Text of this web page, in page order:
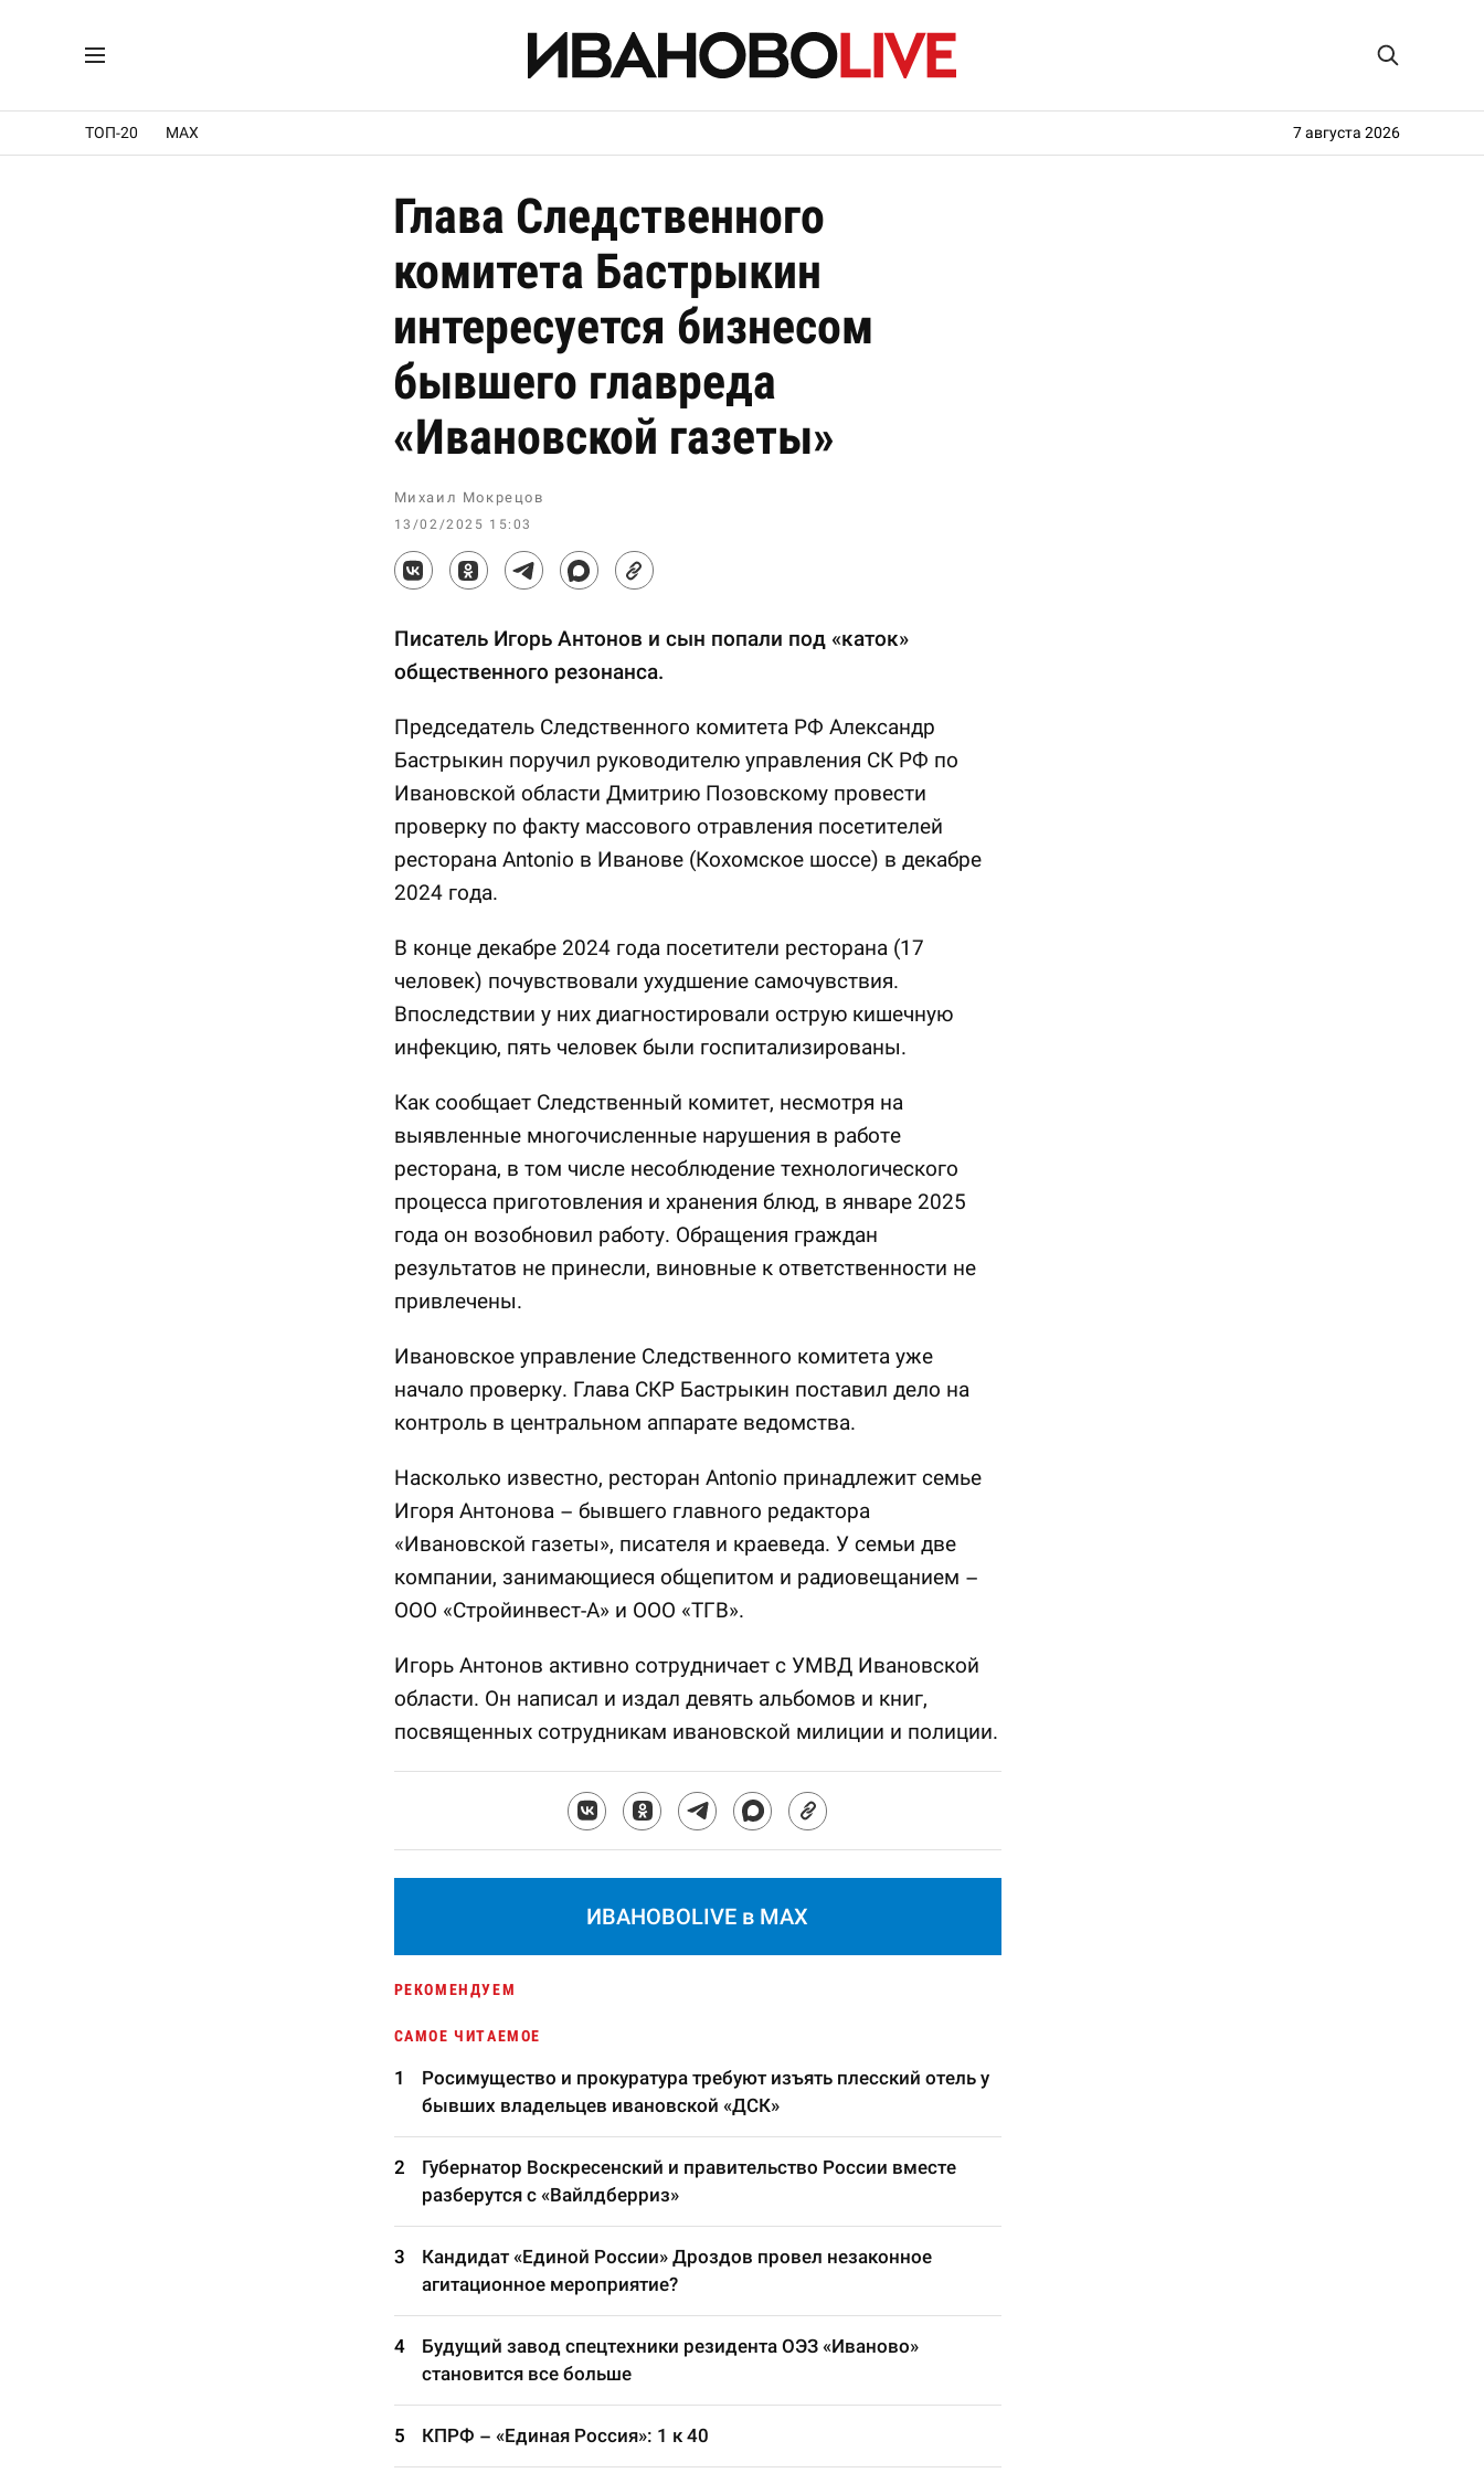
ТОП-20 MAX 7 августа 2026
Глава Следственного
комитета Бастрыкин
интересуется бизнесом
бывшего главреда
«Ивановской газеты»
Михаил Мокрецов
13/02/2025 15:03
Писатель Игорь Антонов и сын попали под «каток»
общественного резонанса.
Председатель Следственного комитета РФ Александр
Бастрыкин поручил руководителю управления СК РФ по
Ивановской области Дмитрию Позовскому провести
проверку по факту массового отравления посетителей
ресторана Antonio в Иванове (Кохомское шоссе) в декабре
2024 года.
В конце декабре 2024 года посетители ресторана (17
человек) почувствовали ухудшение самочувствия.
Впоследствии у них диагностировали острую кишечную
инфекцию, пять человек были госпитализированы.
Как сообщает Следственный комитет, несмотря на
выявленные многочисленные нарушения в работе
ресторана, в том числе несоблюдение технологического
процесса приготовления и хранения блюд, в январе 2025
года он возобновил работу. Обращения граждан
результатов не принесли, виновные к ответственности не
привлечены.
Ивановское управление Следственного комитета уже
начало проверку. Глава СКР Бастрыкин поставил дело на
контроль в центральном аппарате ведомства.
Насколько известно, ресторан Antonio принадлежит семье
Игоря Антонова – бывшего главного редактора
«Ивановской газеты», писателя и краеведа. У семьи две
компании, занимающиеся общепитом и радиовещанием –
ООО «Стройинвест-А» и ООО «ТГВ».
Игорь Антонов активно сотрудничает с УМВД Ивановской
области. Он написал и издал девять альбомов и книг,
посвященных сотрудникам ивановской милиции и полиции.
ИВАНОВОLIVE в MAX
РЕКОМЕНДУЕМ
САМОЕ ЧИТАЕМОЕ
Росимущество и прокуратура требуют изъять плесский отель у
бывших владельцев ивановской «ДСК»
Губернатор Воскресенский и правительство России вместе
разберутся с «Вайлдберриз»
Кандидат «Единой России» Дроздов провел незаконное
агитационное мероприятие?
Будущий завод спецтехники резидента ОЭЗ «Иваново»
становится все больше
КПРФ – «Единая Россия»: 1 к 40